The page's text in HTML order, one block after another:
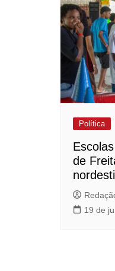
Política
de
19 de